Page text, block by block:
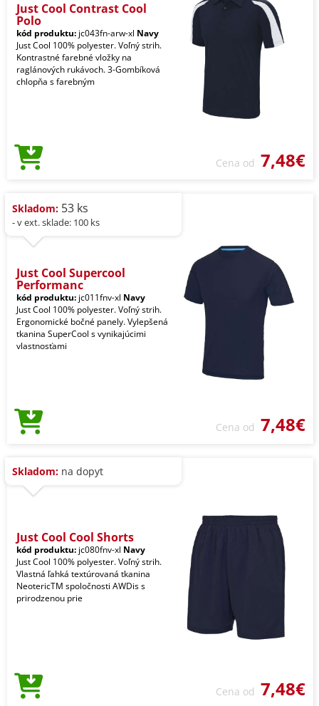
Just Cool Contrast Cool
Polo
kód produktu: jc043fn-arw-xl Navy
Just Cool 100% polyester. Voľný strih.
Kontrastné farebné vložky na
raglánových rukávoch. 3-Gombíková
chlopňa s farebným
Cena od 7,48€
Skladom: 53 ks
- v ext. sklade: 100 ks
Just Cool Supercool
Performanc
kód produktu: jc011fnv-xl Navy
Just Cool 100% polyester. Voľný strih.
Ergonomické bočné panely. Vylepšená
tkanina SuperCool s vynikajúcimi
vlastnosťami
Cena od 7,48€
Skladom: na dopyt
Just Cool Cool Shorts
kód produktu: jc080fnv-xl Navy
Just Cool 100% polyester. Voľný strih.
Vlastná ľahká textúrovaná tkanina
NeotericTM spoločnosti AWDis s
prirodzenou prie
Cena od 7,48€